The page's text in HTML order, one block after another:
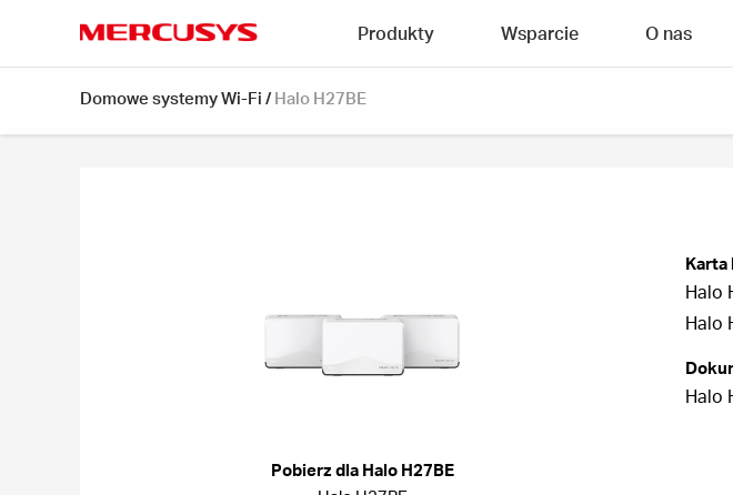
Produkty Wsparcie O nas
Domowe systemy Wi-Fi / Halo H27BE
Pobierz dla Halo H27BE
Karta
Halo
Halo
Halo